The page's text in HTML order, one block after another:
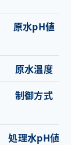
原水pH値
原水温度
制御方式
処理水pH値